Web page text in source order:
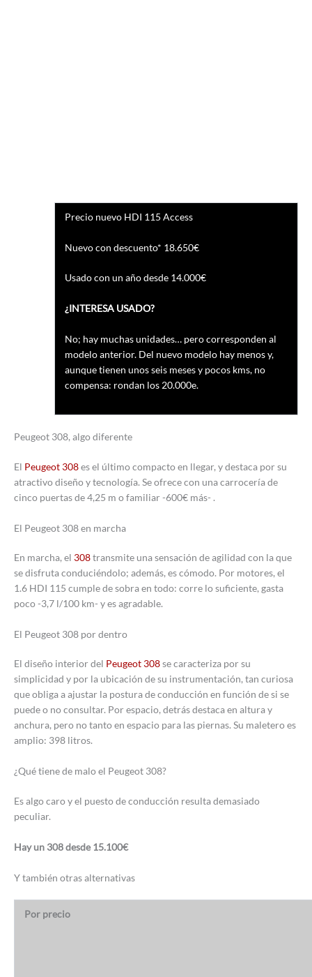
Precio nuevo HDI 115 Access
Nuevo con descuento* 18.650€
Usado con un año desde 14.000€
¿INTERESA USADO?
No; hay muchas unidades… pero corresponden al
modelo anterior. Del nuevo modelo hay menos y,
aunque tienen unos seis meses y pocos kms, no
compensa: rondan los 20.000e.
Peugeot 308, algo diferente
El Peugeot 308es el último compacto en llegar, y destaca por su
atractivo diseño y tecnología. Se ofrece con una carrocería de
cinco puertas de 4,25 m o familiar -600€ más- .
El Peugeot 308 en marcha
En marcha, el 308transmite una sensación de agilidad con la que
se disfruta conduciéndolo; además, es cómodo. Por motores, el
1.6 HDI 115 cumple de sobra en todo: corre lo suficiente, gasta
poco -3,7 l/100 km- y es agradable.
El Peugeot 308 por dentro
El diseño interior del Peugeot 308se caracteriza por su
simplicidad y por la ubicación de su instrumentación, tan curiosa
que obliga a ajustar la postura de conducción en función de si se
puede o no consultar. Por espacio, detrás destaca en altura y
anchura, pero no tanto en espacio para las piernas. Su maletero es
amplio: 398 litros.
¿Qué tiene de malo el Peugeot 308?
Es algo caro y el puesto de conducción resulta demasiado
peculiar.
Hay un 308 desde 15.100€
Y también otras alternativas
Por precio